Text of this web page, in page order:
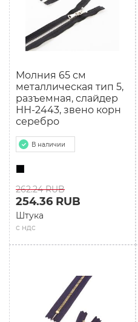
Молния 65 см
мeталлическая тип 5,
разъемная, слайдер
НН-2443, звено корн
серебро
В наличии
262.24 RUB
с ндс
254.36 RUB
Штука